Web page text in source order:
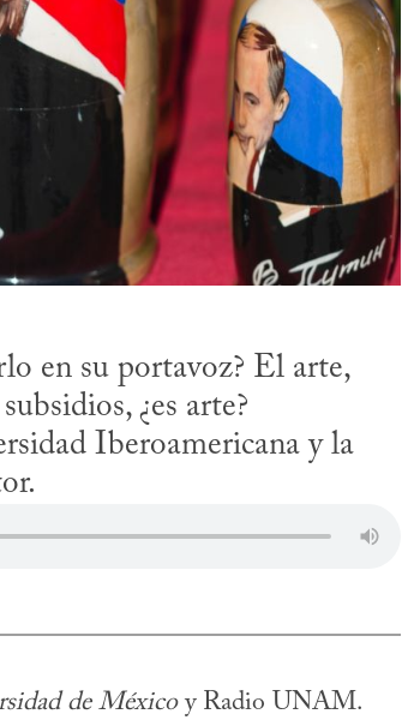
en su portavoz? El arte,
¿es arte?
Iberoamericana y la
de México y Radio UNAM.